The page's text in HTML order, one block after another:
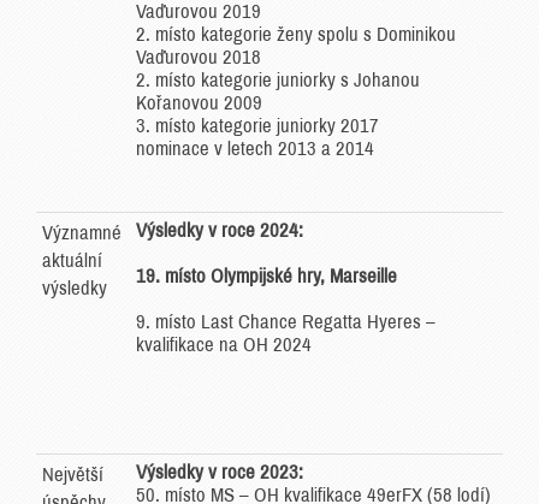
Vaďurovou 2019
2. místo kategorie ženy spolu s Dominikou
Vaďurovou 2018
2. místo kategorie juniorky s Johanou
Kořanovou 2009
3. místo kategorie juniorky 2017
nominace v letech 2013 a 2014
Významné
aktuální
výsledky
Výsledky v roce 2024:
19. místo Olympijské hry, Marseille
9. místo Last Chance Regatta Hyeres –
kvalifikace na OH 2024
Největší
Výsledky v roce 2023:
50. místo MS – OH kvalifikace 49erFX (58 lodí)